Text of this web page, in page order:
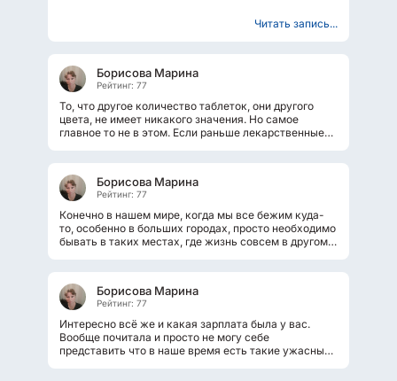
Читать запись...
Борисова Марина
Рейтинг: 77
То, что другое количество таблеток, они другого
цвета, не имеет никакого значения. Но самое
главное то не в этом. Если раньше лекарственные
Борисова Марина
Рейтинг: 77
Конечно в нашем мире, когда мы все бежим куда-
то, особенно в больших городах, просто необходимо
бывать в таких местах, где жизнь совсем в другом
Борисова Марина
Рейтинг: 77
Интересно всё же и какая зарплата была у вас.
Вообще почитала и просто не могу себе
представить что в наше время есть такие ужасные